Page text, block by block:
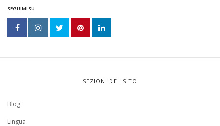
SEGUIMI SU
SEZIONI DEL SITO
Blog
Lingua